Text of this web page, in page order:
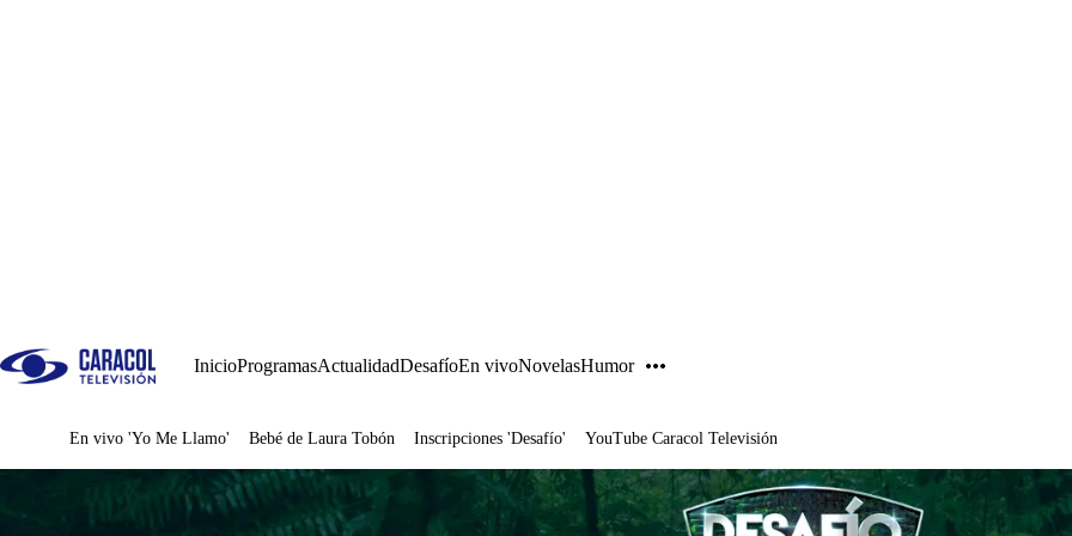
InicioProgramasActualidadDesafíoEn vivoNovelasHumor
Juegos
En vivo 'Yo Me Llamo' Bebé de Laura Tobón Inscripciones 'Desafío' YouTube Caracol Televisión